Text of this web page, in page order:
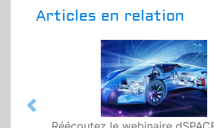
Articles en relation
Previous